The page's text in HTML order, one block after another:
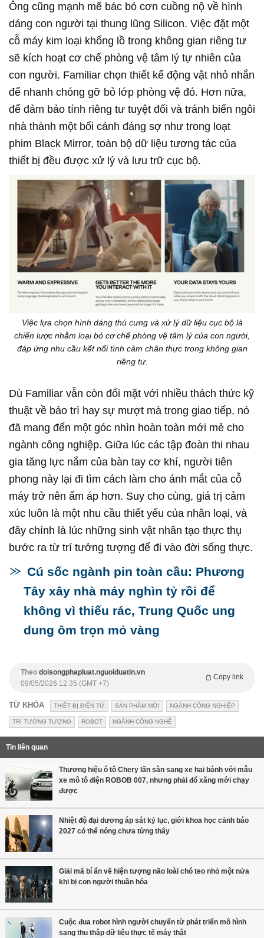
Ông cũng mạnh mẽ bác bỏ cơn cuồng nộ về hình
dáng con người tại thung lũng Silicon. Việc đặt một
cỗ máy kim loại khổng lồ trong không gian riêng tư
sẽ kích hoạt cơ chế phòng vệ tâm lý tự nhiên của
con người. Familiar chọn thiết kế động vật nhỏ nhắn
để nhanh chóng gỡ bỏ lớp phòng vệ đó. Hơn nữa,
để đảm bảo tính riêng tư tuyệt đối và tránh biến ngôi
nhà thành một bối cảnh đáng sợ như trong loạt
phim Black Mirror, toàn bộ dữ liệu tương tác của
thiết bị đều được xử lý và lưu trữ cục bộ.
Việc lựa chọn hình dáng thú cưng và xử lý dữ liệu cục bộ là
chiến lược nhằm loại bỏ cơ chế phòng vệ tâm lý của con người,
đáp ứng nhu cầu kết nối tình cảm chân thực trong không gian
riêng tư.
Dù Familiar vẫn còn đối mặt với nhiều thách thức kỹ
thuật về bảo trì hay sự mượt mà trong giao tiếp, nó
đã mang đến một góc nhìn hoàn toàn mới mẻ cho
ngành công nghiệp. Giữa lúc các tập đoàn thi nhau
gia tăng lực nắm của bàn tay cơ khí, người tiên
phong này lại đi tìm cách làm cho ánh mắt của cỗ
máy trở nên ấm áp hơn. Suy cho cùng, giá trị cảm
xúc luôn là một nhu cầu thiết yếu của nhân loại, và
đây chính là lúc những sinh vật nhân tạo thực thụ
bước ra từ trí tưởng tượng để đi vào đời sống thực.
Cú sốc ngành pin toàn cầu: Phương
Tây xây nhà máy nghìn tỷ rồi để
không vì thiếu rác, Trung Quốc ung
dung ôm trọn mỏ vàng
Theo doisongphapluat.nguoiduatin.vn
Copy link
09/05/2026 12:35 (GMT +7)
TỪ KHÓA THIẾT BỊ ĐIỆN TỬ SẢN PHẨM MỚI NGÀNH CÔNG NGHIỆP
TRÍ TƯỞNG TƯỢNG ROBOT NGÀNH CÔNG NGHỆ
Tin liên quan
Thương hiệu ô tô Chery lấn sân sang xe hai bánh với mẫu
xe mô tô điện ROBOB 007, nhưng phải đổ xăng mới chạy
được
Nhiệt độ đại dương áp sát kỷ lục, giới khoa học cảnh báo
2027 có thể nóng chưa từng thấy
Giải mã bí ẩn về hiện tượng não loài chó teo nhỏ một nửa
khi bị con người thuần hóa
Cuộc đua robot hình người chuyển từ phát triển mô hình
sang thu thập dữ liệu thực tế máy thật